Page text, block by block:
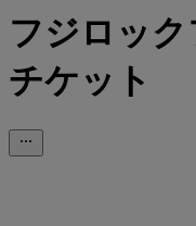
フジロッ
チケット